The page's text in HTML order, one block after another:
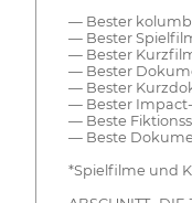
— Bester
— Bester
— Bester
— Bester
— Bester
— Bester
— Beste
— Beste
*Spielfilme und